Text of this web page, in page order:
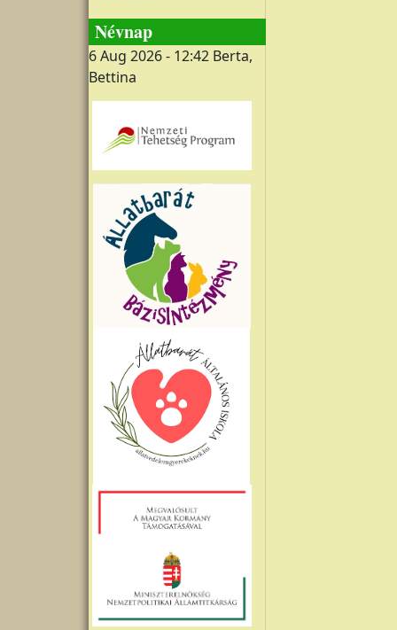
Névnap
6 Aug 2026 - 12:42 Berta,
Bettina